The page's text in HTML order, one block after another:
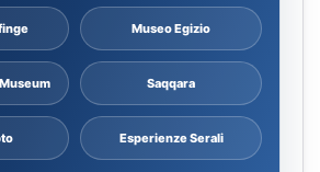
Museo Egizio
Saqqara
Esperienze Serali